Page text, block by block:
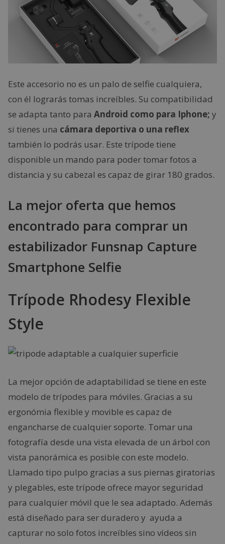
Este accesorio no es un palo de selfie cualquiera,
con él lograrás tomas increíbles. Su compatibilidad
se adapta tanto para Android como para Iphone; y
si tienes una cámara deportiva o una reflex
también lo podrás usar. Este trípode tiene
disponible un mando para poder tomar fotos a
distancia y su cabezal es capaz de girar 180 grados.
La mejor oferta que hemos
encontrado para comprar un
estabilizador Funsnap Capture
Smartphone Selfie
Trípode Rhodesy Flexible
Style
La mejor opción de adaptabilidad se tiene en este
modelo de trípodes para móviles. Gracias a su
ergonómia flexible y movible es capaz de
engancharse de cualquier soporte. Tomar una
fotografía desde una vista elevada de un árbol con
vista panorámica es posible con este modelo.
Llamado tipo pulpo gracias a sus piernas giratorias
y plegables, este trípode ofrece mayor seguridad
para cualquier móvil que le sea adaptado. Además
está diseñado para ser duradero y ayuda a
capturar no solo fotos increíbles sino vídeos sin